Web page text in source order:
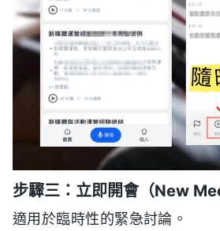
步驟三：立即開會（New
適用於臨時性的緊急討論。